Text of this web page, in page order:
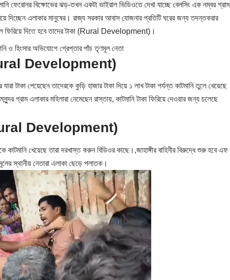
ফেরোনর বিক্ষোভের ঝড়-তখন একটা ভাইরাল ভিডিওতে দেখা যাচ্ছে বেলসিং এক নম্বর গ্রাম
দিচ্ছেন এলাকার মানুষের। রাজ্য সরকার আবাস যোজনার প্রতিটি ঘরের জন্য তদন্তকরার
ফিরিয়ে দিতে হবে তাদের টাকা (Rural Development)।
(Rural Development)
টাকা পেয়েছেন তাদেরকে কুড়ি হাজার টাকা দিয়ে ১ লাখ টাকা পর্যন্ত কাটমানি তুলে খেয়েছে
গ্রাম এলাকার মহিলারা নেমেছেন রাস্তায়, কাটমানি টাকা ফিরিয়ে দেওয়ার জন্য চলেছে
Development)
কাটমানি খেয়েছে তারা দরখাস্ত করুন বিডিওর কাছে।,জাহাঙ্গীর বাহিনীর বিরুদ্ধে শুরু হবে এফ
স্থানীয় নেতারা এলাকা ছেড়ে পলাতক।